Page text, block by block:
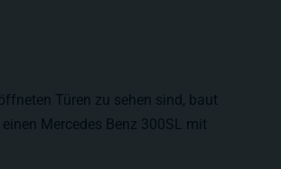
Türen zu sehen sind, baut
Mercedes Benz 300SL mit